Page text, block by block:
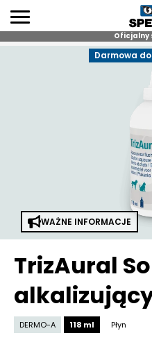
Skip
Oficjalny
Darmowa
WAŻNE INFORMACJE
TrizAural
alkalizujący
DERMO-A 118 ml Płyn